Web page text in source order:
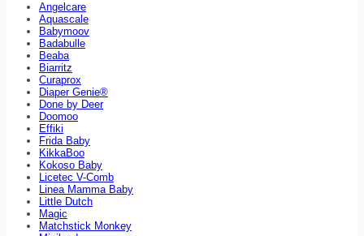
Angelcare
Aquascale
Babymoov
Badabulle
Beaba
Biarritz
Curaprox
Diaper Genie®
Done by Deer
Doomoo
Effiki
Frida Baby
KikkaBoo
Kokoso Baby
Licetec V-Comb
Linea Mamma Baby
Little Dutch
Magic
Matchstick Monkey